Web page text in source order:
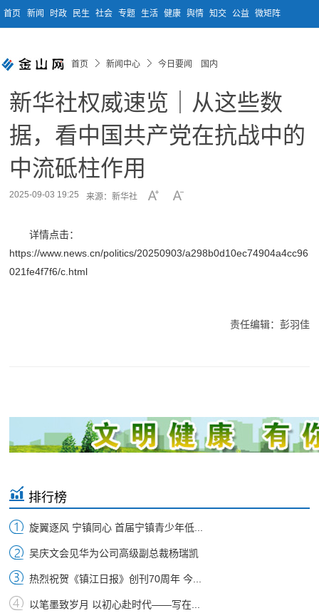
首页 新闻 时政 民生 社会 专题 生活 健康 舆情 知交 公益 微矩阵
首页 新闻中心 今日要闻 国内
新华社权威速览｜从这些数
据，看中国共产党在抗战中的
中流砥柱作用
2025-09-03 19:25 来源：新华社
详情点击：
https://www.news.cn/politics/20250903/a298b0d10ec74904a4cc96
021fe4f7f6/c.html
责任编辑：彭羽佳
排行榜
旋翼逐风 宁镇同心 首届宁镇青少年低...
吴庆文会见华为公司高级副总裁杨瑞凯
热烈祝贺《镇江日报》创刊70周年 今...
以笔墨致岁月 以初心赴时代——写在...